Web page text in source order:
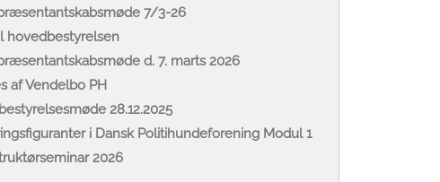
7/3-26
hovedbestyrelsen
d. 7. marts 2026
af Vendelbo PH
28.12.2025
i Dansk Politihundeforening Modul 1
2026